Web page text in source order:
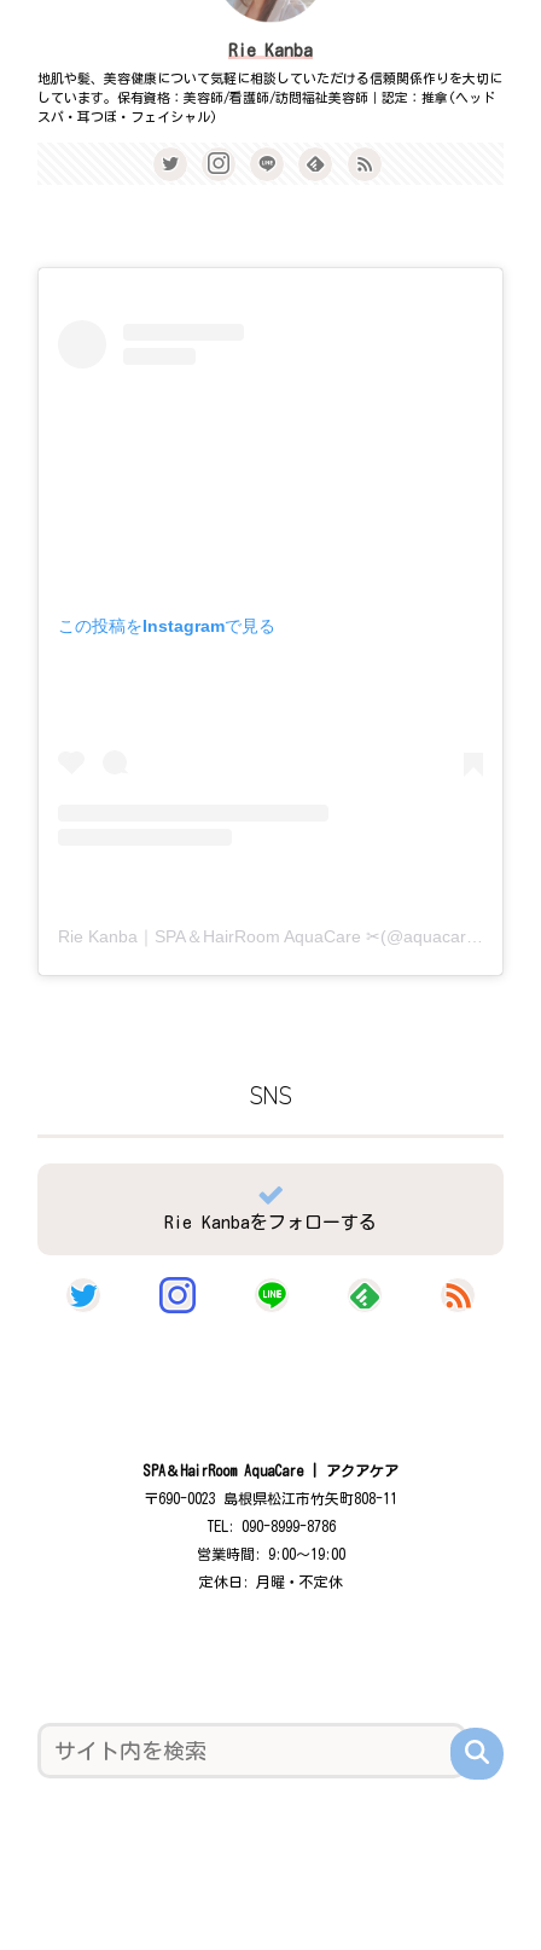
Rie Kanba
地肌や髪、美容健康について気軽に相談していただける信頼関係作りを大切に
しています。保有資格：美容師/看護師/訪問福祉美容師｜認定：推拿(ヘッド
スパ・耳つぼ・フェイシャル)
この投稿をInstagramで見る
SNS
Rie Kanbaをフォローする
SPA＆HairRoom AquaCare | アクアケア
〒690-0023 島根県松江市竹矢町808-11
TEL: 090-8999-8786
営業時間: 9:00〜19:00
定休日: 月曜・不定休